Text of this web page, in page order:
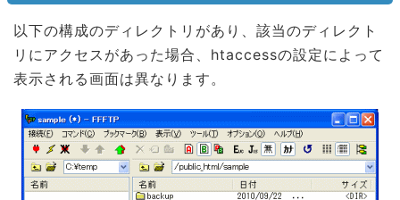
以下の構成のディレクトリがあり、該当のディレクト
リにアクセスがあった場合、htaccessの設定によって
表示される画面は異なります。